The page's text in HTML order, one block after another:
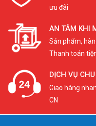
ưu đãi
AN TÂM KHI
Sản phẩm,
Thanh toán
DỊCH VỤ
Giao hàng
CN